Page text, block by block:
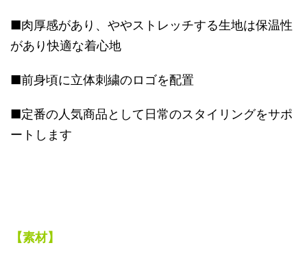
■肉厚感があり、ややストレッチする生地は保温性
があり快適な着心地
■前身頃に立体刺繍のロゴを配置
■定番の人気商品として日常のスタイリングをサポ
ートします
【素材】